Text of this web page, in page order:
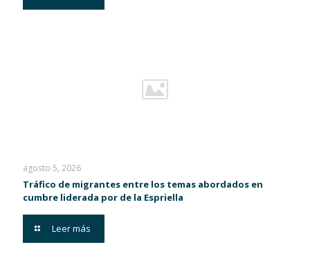
agosto 5, 2026
Tráfico de migrantes entre los temas abordados en
cumbre liderada por de la Espriella
Leer más